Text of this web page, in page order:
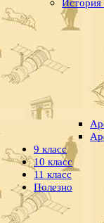
История
9 класс
10 класс
11 класс
Полезно